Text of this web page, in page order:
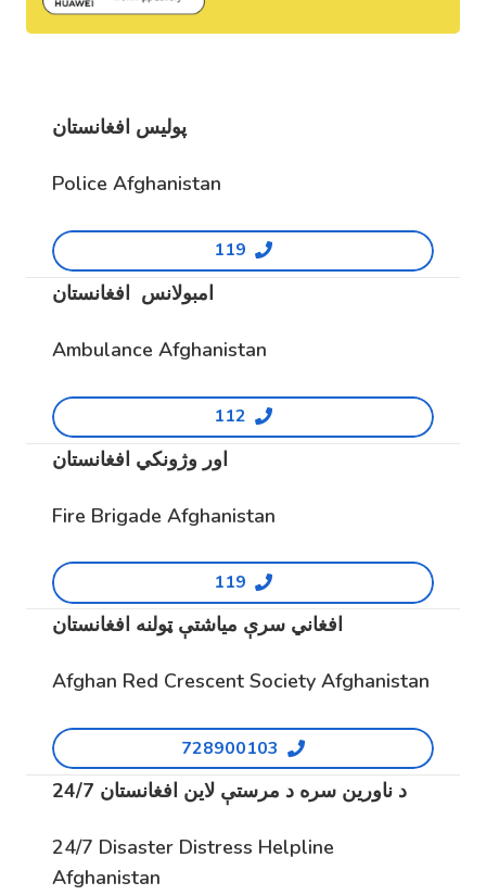
پولیس افغانستان
Police Afghanistan
119
امبولانس افغانستان
Ambulance Afghanistan
112
اور وژونکي افغانستان
Fire Brigade Afghanistan
119
افغاني سرې میاشتې ټولنه افغانستان
Afghan Red Crescent Society Afghanistan
728900103
24/7 د ناورین سره د مرستې لاین افغانستان
24/7 Disaster Distress Helpline
Afghanistan